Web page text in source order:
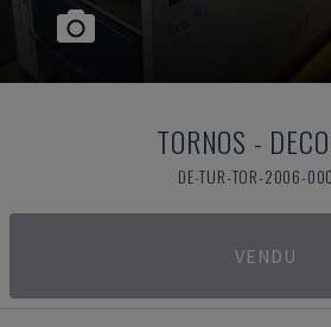
TORNOS -
DE-TUR-TOR-2006-
VENDU